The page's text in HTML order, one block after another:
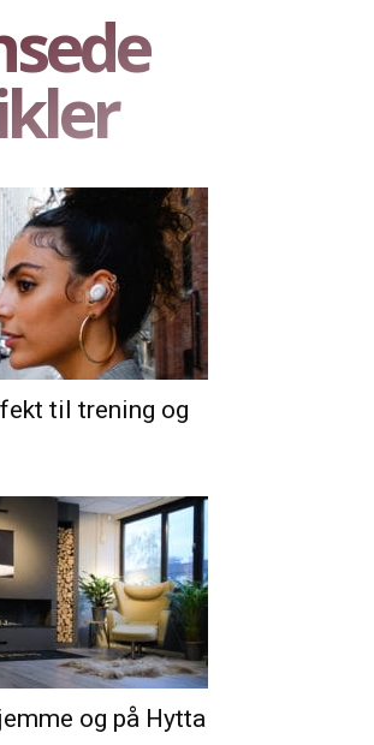
til trening og
og på Hytta